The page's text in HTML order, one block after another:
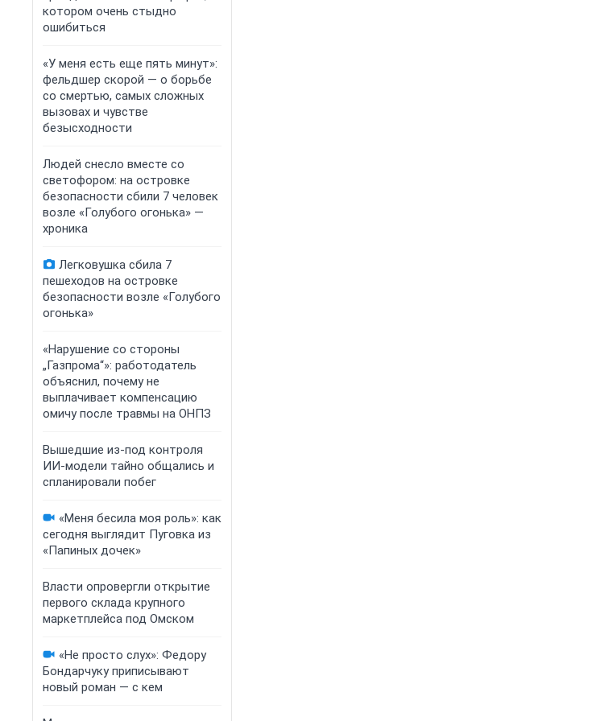
котором очень стыдно
ошибиться
«У меня есть еще пять минут»:
фельдшер скорой — о борьбе
со смертью, самых сложных
вызовах и чувстве
безысходности
Людей снесло вместе со
светофором: на островке
безопасности сбили 7 человек
возле «Голубого огонька» —
хроника
Легковушка сбила 7
пешеходов на островке
безопасности возле «Голубого
огонька»
«Нарушение со стороны
„Газпрома“»: работодатель
объяснил, почему не
выплачивает компенсацию
омичу после травмы на ОНПЗ
Вышедшие из-под контроля
ИИ-модели тайно общались и
спланировали побег
«Меня бесила моя роль»: как
сегодня выглядит Пуговка из
«Папиных дочек»
Власти опровергли открытие
первого склада крупного
маркетплейса под Омском
«Не просто слух»: Федору
Бондарчуку приписывают
новый роман — с кем